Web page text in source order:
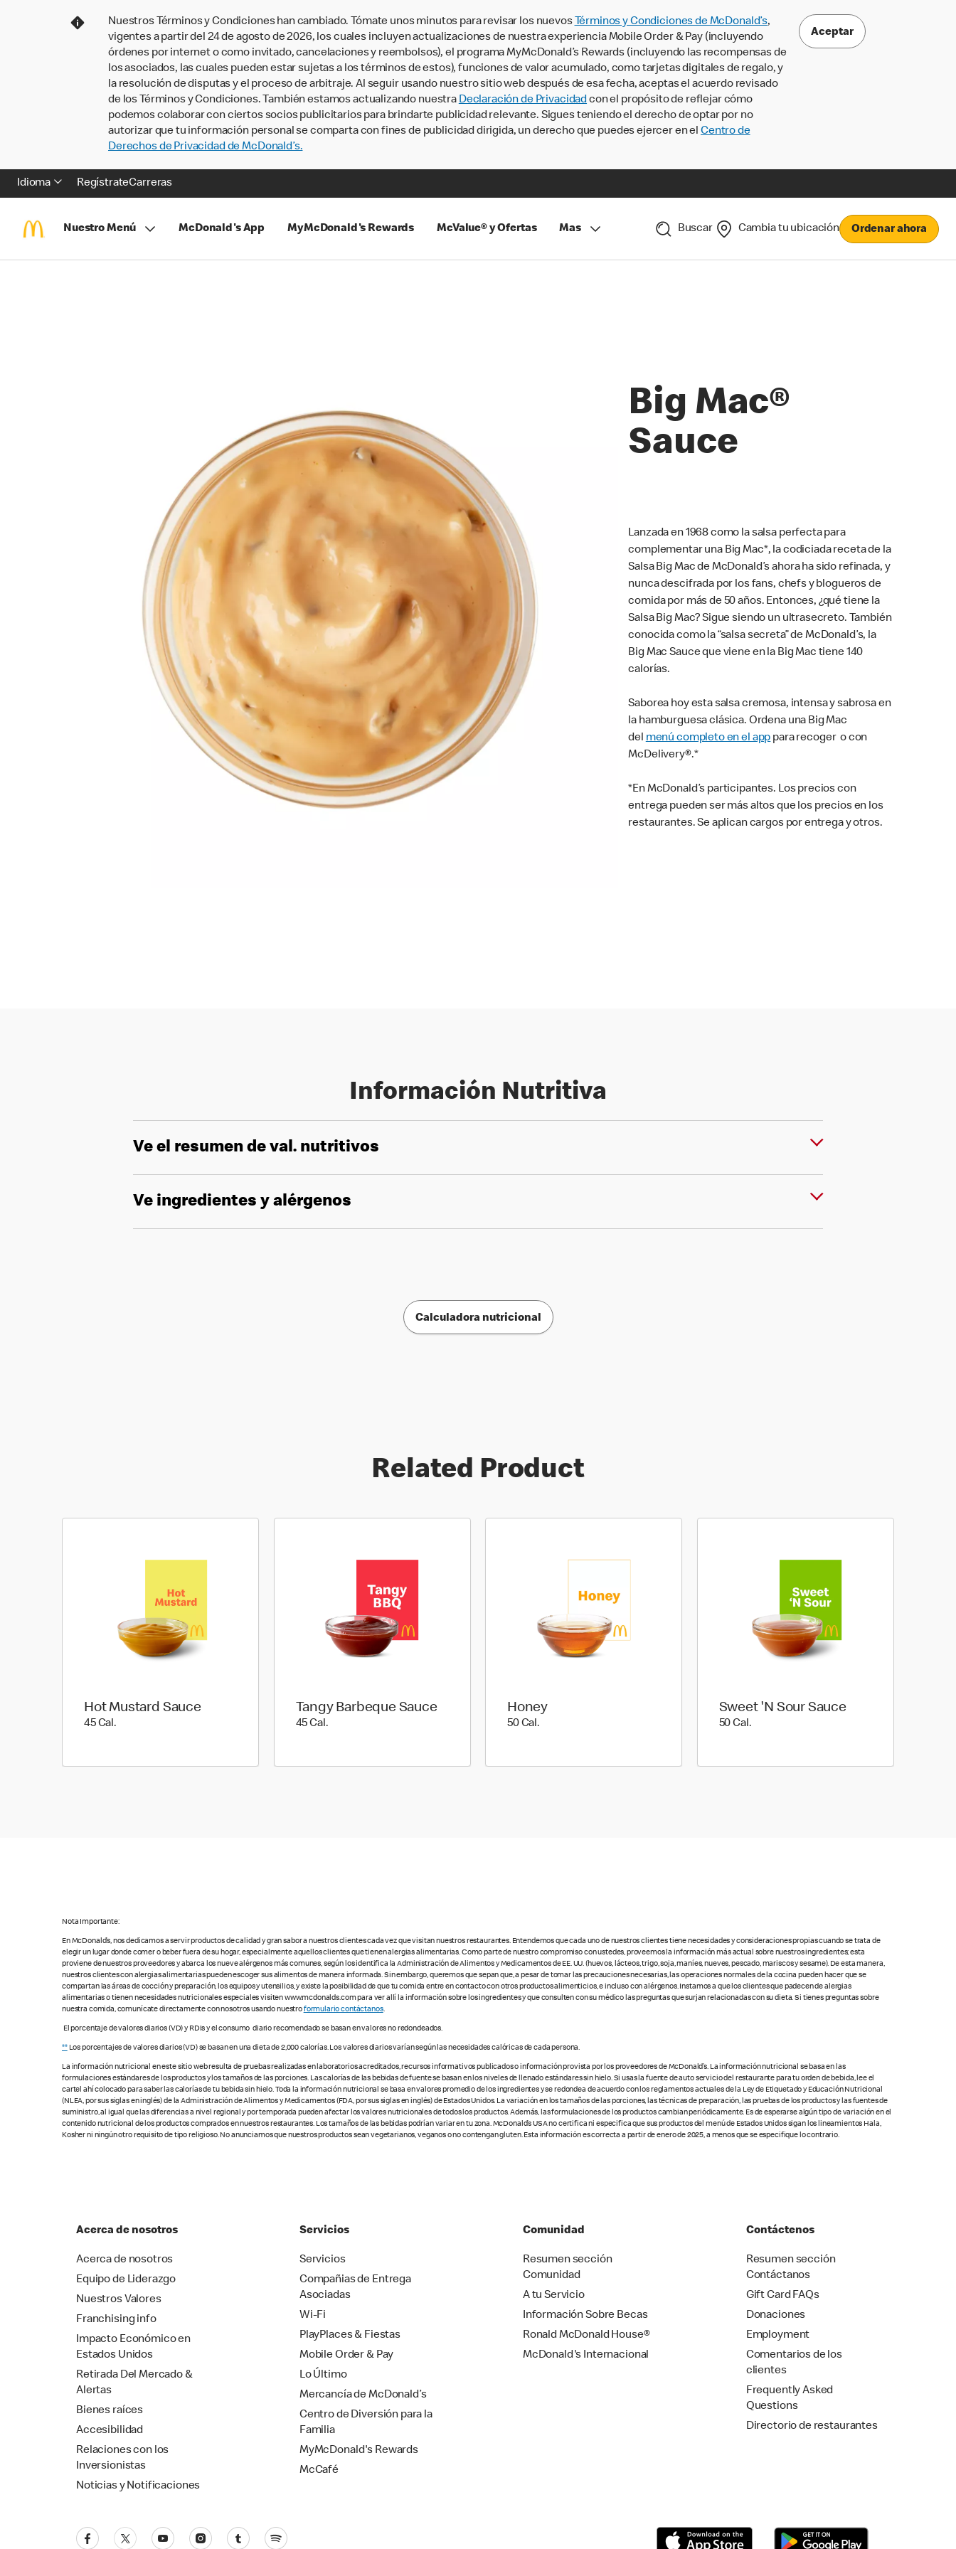
Nuestros Términos y Condiciones han cambiado. Tómate unos minutos para revisar los nuevos Términos y Condiciones de McDonald’s,
vigentes a partir del 24 de agosto de 2026, los cuales incluyen actualizaciones de nuestra experiencia Mobile Order & Pay (incluyendo
órdenes por internet o como invitado, cancelaciones y reembolsos), el programa MyMcDonald’s Rewards (incluyendo las recompensas de
los asociados, las cuales pueden estar sujetas a los términos de estos), funciones de valor acumulado, como tarjetas digitales de regalo, y
la resolución de disputas y el proceso de arbitraje. Al seguir usando nuestro sitio web después de esa fecha, aceptas el acuerdo revisado
de los Términos y Condiciones. También estamos actualizando nuestra Declaración de Privacidadcon el propósito de reflejar cómo
podemos colaborar con ciertos socios publicitarios para brindarte publicidad relevante. Sigues teniendo el derecho de optar por no
autorizar que tu información personal se comparta con fines de publicidad dirigida, un derecho que puedes ejercer en el Centro de
Derechos de Privacidad de McDonald’s.
Aceptar
Idioma RegístrateCarreras
Nuestro Menú McDonald's App MyMcDonald's Rewards McValue® y Ofertas Mas Buscar Cambia tu ubicación Ordenar ahora
Big Mac®
Sauce
Lanzada en 1968 como la salsa perfecta para
complementar una Big Mac*, la codiciada receta de la
Salsa Big Mac de McDonald’s ahora ha sido refinada, y
nunca descifrada por los fans, chefs y blogueros de
comida por más de 50 años. Entonces, ¿qué tiene la
Salsa Big Mac? Sigue siendo un ultrasecreto. También
conocida como la “salsa secreta” de McDonald’s, la
Big Mac Sauce que viene en la Big Mac tiene 140
calorías.
Saborea hoy esta salsa cremosa, intensa y sabrosa en
la hamburguesa clásica. Ordena una Big Mac
del menú completo en el app para recoger o con
McDelivery®.*
*En McDonald’s participantes. Los precios con
entrega pueden ser más altos que los precios en los
restaurantes. Se aplican cargos por entrega y otros.
Información Nutritiva
Ve el resumen de val. nutritivos
Ve ingredientes y alérgenos
Calculadora nutricional
Related Product
Hot Mustard Sauce
45 Cal.45 Cal.
Tangy Barbeque Sauce
45 Cal.45 Cal.
Honey
50 Cal.50 Cal.
Sweet 'N Sour Sauce
50 Cal.50 Cal.
Nota Importante:
En McDonald’s, nos dedicamos a servir productos de calidad y gran sabor a nuestros clientes cada vez que visitan nuestros restaurantes. Entendemos que cada uno de nuestros clientes tiene necesidades y consideraciones propias cuando se trata de
elegir un lugar donde comer o beber fuera de su hogar, especialmente aquellos clientes que tienen alergias alimentarias. Como parte de nuestro compromiso con ustedes, proveemos la información más actual sobre nuestros ingredientes; esta
proviene de nuestros proveedores y abarca los nueve alérgenos más comunes, según los identifica la Administración de Alimentos y Medicamentos de EE. UU. (huevos, lácteos, trigo, soja, maníes, nueves, pescado, mariscos y sesame). De esta manera,
nuestros clientes con alergias alimentarias pueden escoger sus alimentos de manera informada. Sin embargo, queremos que sepan que, a pesar de tomar las precauciones necesarias, las operaciones normales de la cocina pueden hacer que se
compartan las áreas de cocción y preparación, los equipos y utensilios, y existe la posibilidad de que tu comida entre en contacto con otros productos alimenticios, e incluso con alérgenos. Instamos a que los clientes que padecen de alergias
alimentarias o tienen necesidades nutricionales especiales visiten www.mcdonalds.com para ver allí la información sobre los ingredientes y que consulten con su médico las preguntas que surjan relacionadas con su dieta. Si tienes preguntas sobre
nuestra comida, comunícate directamente con nosotros usando nuestroformulario contáctanos.
El porcentaje de valores diarios (VD) y RDIs y el consumo diario recomendado se basan en valores no redondeados.
**Los porcentajes de valores diarios (VD) se basan en una dieta de 2,000 calorías. Los valores diarios varían según las necesidades calóricas de cada persona.
La información nutricional en este sitio web resulta de pruebas realizadas en laboratorios acreditados, recursos informativos publicados o información provista por los proveedores de McDonald’s. La información nutricional se basa en las
formulaciones estándares de los productos y los tamaños de las porciones. Las calorías de las bebidas de fuente se basan en los niveles de llenado estándares sin hielo. Si usas la fuente de auto servicio del restaurante para tu orden de bebida, lee el
cartel ahí colocado para saber las calorías de tu bebida sin hielo. Toda la información nutricional se basa en valores promedio de los ingredientes y se redondea de acuerdo con los reglamentos actuales de la Ley de Etiquetado y Educación Nutricional
(NLEA, por sus siglas en inglés) de la Administración de Alimentos y Medicamentos (FDA, por sus siglas en inglés) de Estados Unidos. La variación en los tamaños de las porciones, las técnicas de preparación, las pruebas de los productos y las fuentes de
suministro, al igual que las diferencias a nivel regional y por temporada pueden afectar los valores nutricionales de todos los productos. Además, las formulaciones de los productos cambian periódicamente. Es de esperarse algún tipo de variación en el
contenido nutricional de los productos comprados en nuestros restaurantes. Los tamaños de las bebidas podrían variar en tu zona. McDonald’s USA no certifica ni especifica que sus productos del menú de Estados Unidos sigan los lineamientos Hala,
Kosher ni ningún otro requisito de tipo religioso. No anunciamos que nuestros productos sean vegetarianos, veganos o no contengan gluten. Esta información es correcta a partir de enero de 2025, a menos que se especifique lo contrario.
Acerca de nosotros
Acerca de nosotros
Equipo de Liderazgo
Nuestros Valores
Franchising info
Impacto Económico en
Estados Unidos
Retirada Del Mercado &
Alertas
Bienes raíces
Accesibilidad
Relaciones con los
Inversionistas
Noticias y Notificaciones
Servicios
Servicios
Compañias de Entrega
Asociadas
Wi-Fi
PlayPlaces & Fiestas
Mobile Order & Pay
Lo Último
Mercancía de McDonald’s
Centro de Diversión para la
Familia
MyMcDonald's Rewards
McCafé
Comunidad
Resumen sección
Comunidad
A tu Servicio
Información Sobre Becas
Ronald McDonald House®
McDonald's Internacional
Contáctenos
Resumen sección
Contáctanos
Gift Card FAQs
Donaciones
Employment
Comentarios de los
clientes
Frequently Asked
Questions
Directorio de restaurantes